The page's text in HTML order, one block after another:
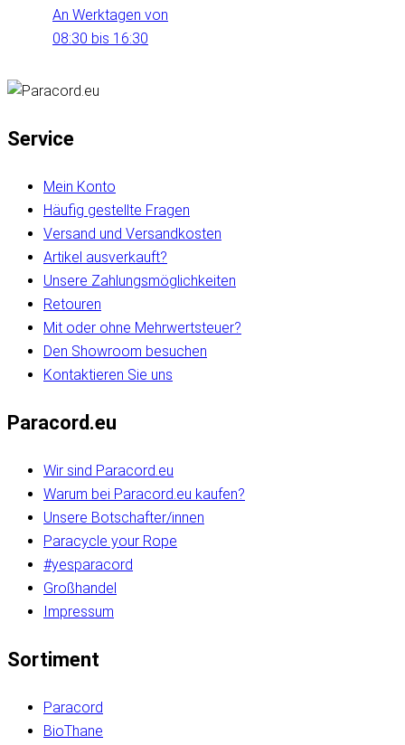
An Werktagen von
08:30 bis 16:30
Service
Mein Konto
Häufig gestellte Fragen
Versand und Versandkosten
Artikel ausverkauft?
Unsere Zahlungsmöglichkeiten
Retouren
Mit oder ohne Mehrwertsteuer?
Den Showroom besuchen
Kontaktieren Sie uns
Paracord.eu
Wir sind Paracord.eu
Warum bei Paracord.eu kaufen?
Unsere Botschafter/innen
Paracycle your Rope
#yesparacord
Großhandel
Impressum
Sortiment
Paracord
BioThane